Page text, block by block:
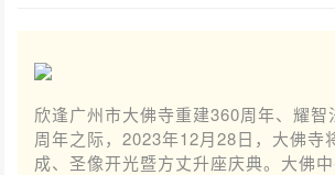
欣逢广州市大佛寺重建360周年、耀智
周年之际，2023年12月28日，大佛寺
成、圣像开光暨方丈升座庆典。 大佛